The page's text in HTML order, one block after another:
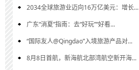
2034全球旅游业迈向16万亿美元：增长...
广东“消夏”指南：去“好玩”“好看...
“国际友人@Qingdao”入境旅游产品对...
8月8日首航，新海航北部湾航空新开海...